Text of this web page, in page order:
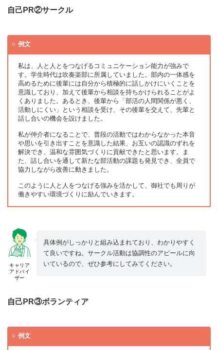
自己PR②サークル
例文
私は、人と人とをつなげるコミュニケーション能力が強みで
す。学生時代は吹奏楽部に所属していました。部内の一体感を
高めるために後輩には自分から積極的に話しかけにいくことを
意識しており、加えて後輩から相談を持ちかけられることがよ
くありました。あるとき、後輩から「部活の人間関係が悪く、
活動しにくい」という相談を受け、その後輩を交えて、先輩と
話し合いの機会を設けました。
私が仲介者になることで、普段の活動ではわからなかった本音
や思いを引き出すことを意識した結果、お互いの認識のずれを
解決でき、温和な雰囲気づくりに貢献できたと思います。ま
た、話し合いを通して新たな部活動の課題も発見でき、全員で
協力しながら改善に動きました。
このように人と人をつなげる強みを活かして、御社でも周りが
働きやすい環境づくりに励んでいきます。
キャリア
アドバイ
ザー
具体例がしっかりと組み込まれており、わかりやすく
て良いですね。サークル活動は協調性のアピールに向
いているので、ぜひ参考にしてみてください。
自己PR③ボランティア
例文